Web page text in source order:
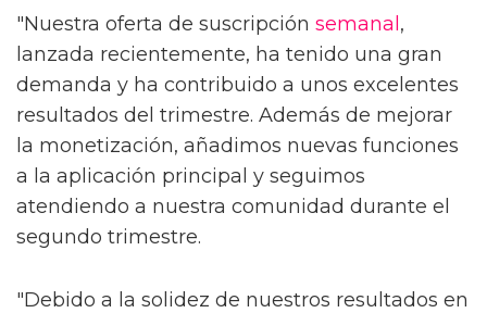
"Nuestra oferta de suscripción semanal,
lanzada recientemente, ha tenido una gran
demanda y ha contribuido a unos excelentes
resultados del trimestre. Además de mejorar
la monetización, añadimos nuevas funciones
a la aplicación principal y seguimos
atendiendo a nuestra comunidad durante el
segundo trimestre.
"Debido a la solidez de nuestros resultados en